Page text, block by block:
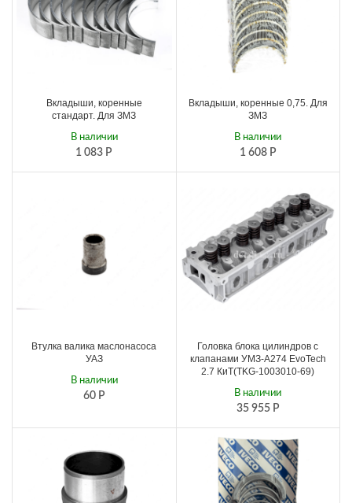
Вкладыши, коренные
стандарт. Для ЗМЗ
1 083 Р
В наличии
Вкладыши, коренные 0,75. Для
ЗМЗ
1 608 Р
В наличии
Втулка валика маслонасоса
УАЗ
60 Р
В наличии
Головка блока цилиндров с
клапанами УМЗ-А274 EvoTech
2.7 КиТ(TKG-1003010-69)
35 955 Р
В наличии